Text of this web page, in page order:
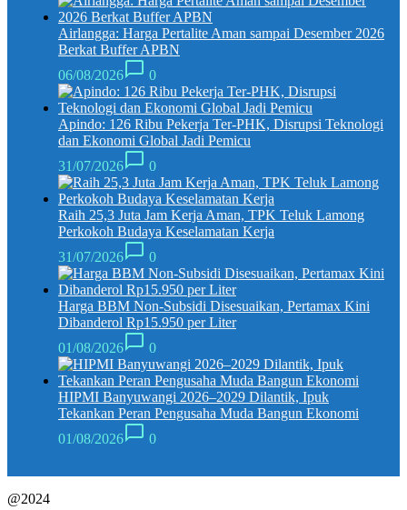
Airlangga: Harga Pertalite Aman sampai Desember 2026
Berkat Buffer APBN
06/08/2026
0
Apindo: 126 Ribu Pekerja Ter-PHK, Disrupsi Teknologi
dan Ekonomi Global Jadi Pemicu
31/07/2026
0
Raih 25,3 Juta Jam Kerja Aman, TPK Teluk Lamong
Perkokoh Budaya Keselamatan Kerja
31/07/2026
0
Harga BBM Non-Subsidi Disesuaikan, Pertamax Kini
Dibanderol Rp15.950 per Liter
01/08/2026
0
HIPMI Banyuwangi 2026–2029 Dilantik, Ipuk
Tekankan Peran Pengusaha Muda Bangun Ekonomi
01/08/2026
0
@2024